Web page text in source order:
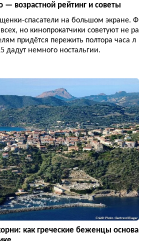
— возрастной рейтинг и советы
спасатели на большом экране. Ф
но кинопрокатчики советуют не ра
придётся пережить полтора часа л
дадут немного ностальгии.
как греческие беженцы основа